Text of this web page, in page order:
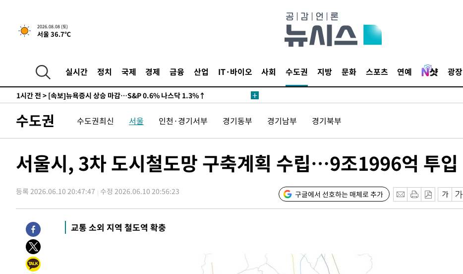
2026.08.08 (토)
서울 36.7℃
실시간 정치 국제 경제 금융 산업 IT·바이오 사회 수도권 지방 문화 스포츠 연예 광장
-22749초 전 >여수 오동도 해상서 모터보트 전복…1명 사망·1명 실종
-18976초 전 >극한폭염 한풀 꺾이지만…'낮 최고 35도' 무더위, 열대야 계속[다음
-14511초 전 >
[속보]'압수수색·성접대 논란' 축구협회 "실망과 걱정 안겨드려 죄
-3132초 전 >
1시간 전 > [속보]뉴욕증시 상승 마감…S&P 0.6% 나스닥 1.3%↑
-28149초 전 >
백운산서 80년근 천종산삼 9뿌리 발견…감정가 1.3억원
-25859초 전 >선재도서 해루질 나섰다 실종 60대, 닷새 만에 숨진 채 발견
-22769초 전 >여수 오동도 해상서 모터보트 전복…1명 사망·1명 실종
주 날씨]
-16014초 전 >축구협회 "압수수색·성접대 논란 사과…쇄신의 기회로 삼겠다"
-14531초 전 >[속보]'압수수색·성접대 논란' 축구협회 "실망과 걱정 안겨드려 죄
-3152초 전 >
'최고 37도' 폭염 지속…강원동해안 최대 150㎜ 비
1시간 전 >
[속보]뉴욕증시 상승 마감…S&P 0.6% 나스닥 1.3%↑
수도권 수도권최신 서울 인천·경기서부 경기동부 경기남부 경기북부
서울시, 3차 도시철도망 구축계획 수립…9조1996억 투입
등록 2026.06.10 20:47:47 수정 2026.06.10 20:56:23 구글에서 선호하는 매체로 추가
교통 소외 지역 철도역 확충